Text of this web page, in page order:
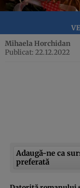
Mihaela Horchidan
Publicat: 22.12.2022
Adaugă-ne ca
preferată